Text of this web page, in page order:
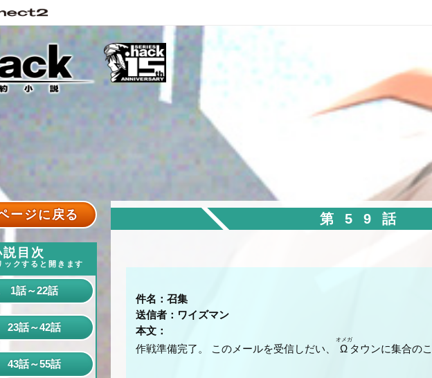
ージに戻る
説目次
ックすると開きます
1話～22話
1話
3話
話～42話
23話
話～55話
第59話
件名：召集
送信者：ワイズマン
本文：
作戦準備完了。 このメールを受信しだい、
Ω
オメガ
タウンに集合の